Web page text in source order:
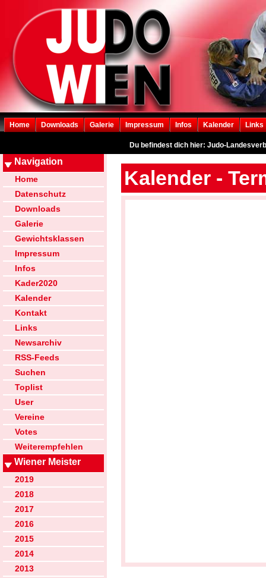
Home Downloads Galerie Impressum Infos Kalender Links
Du befindest dich hier: Judo-
Navigation
Home
Datenschutz
Downloads
Galerie
Gewichtsklassen
Impressum
Infos
Kader2020
Kalender
Kontakt
Links
Newsarchiv
RSS-Feeds
Suchen
Toplist
User
Vereine
Votes
Weiterempfehlen
Wiener Meister
2019
2018
2017
2016
2015
2014
2013
Kalender -